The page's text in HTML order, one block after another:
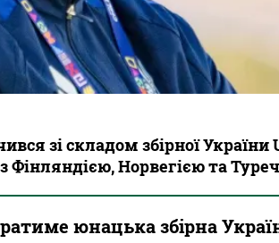
зі складом збірної України
з Фінляндією, Норвегією та
юнацька збірна